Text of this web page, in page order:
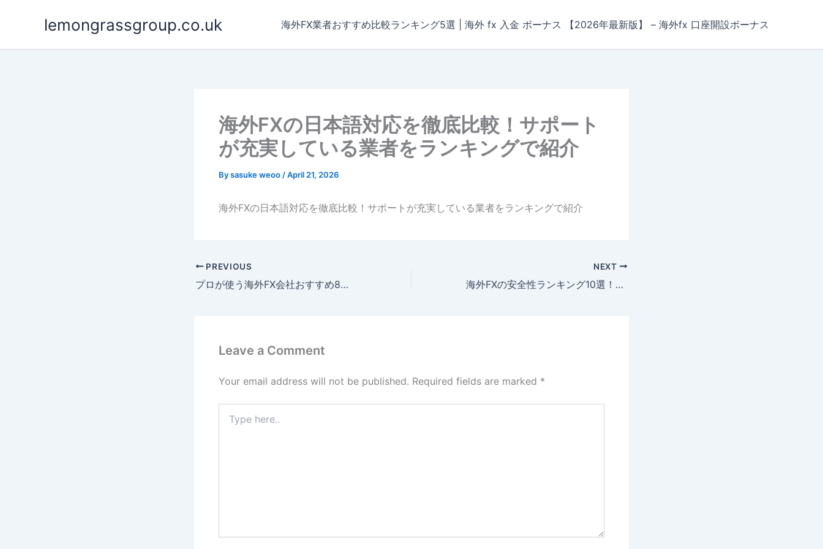
lemongrassgroup.co.uk 海外FX業者おすすめ比較ランキング5選 | 海外 fx 入金 ボーナス 【2026年最新版】 – 海外fx 口座開設ボーナス
海外FXの日本語対応を徹底比較！サポート
が充実している業者をランキングで紹介
Bysasuke weoo /April 21, 2026
海外FXの日本語対応を徹底比較！サポートが充実している業者をランキングで紹介
PREVIOUS
プロが使う海外FX会社おすすめ8選！億トレーダーに人気の口座を比較
NEXT
海外FXの安全性ランキング10選！危険性が低く信頼性が高い業者を紹介
Leave a Comment
Your email address will not be published. Required fields are marked *
here..